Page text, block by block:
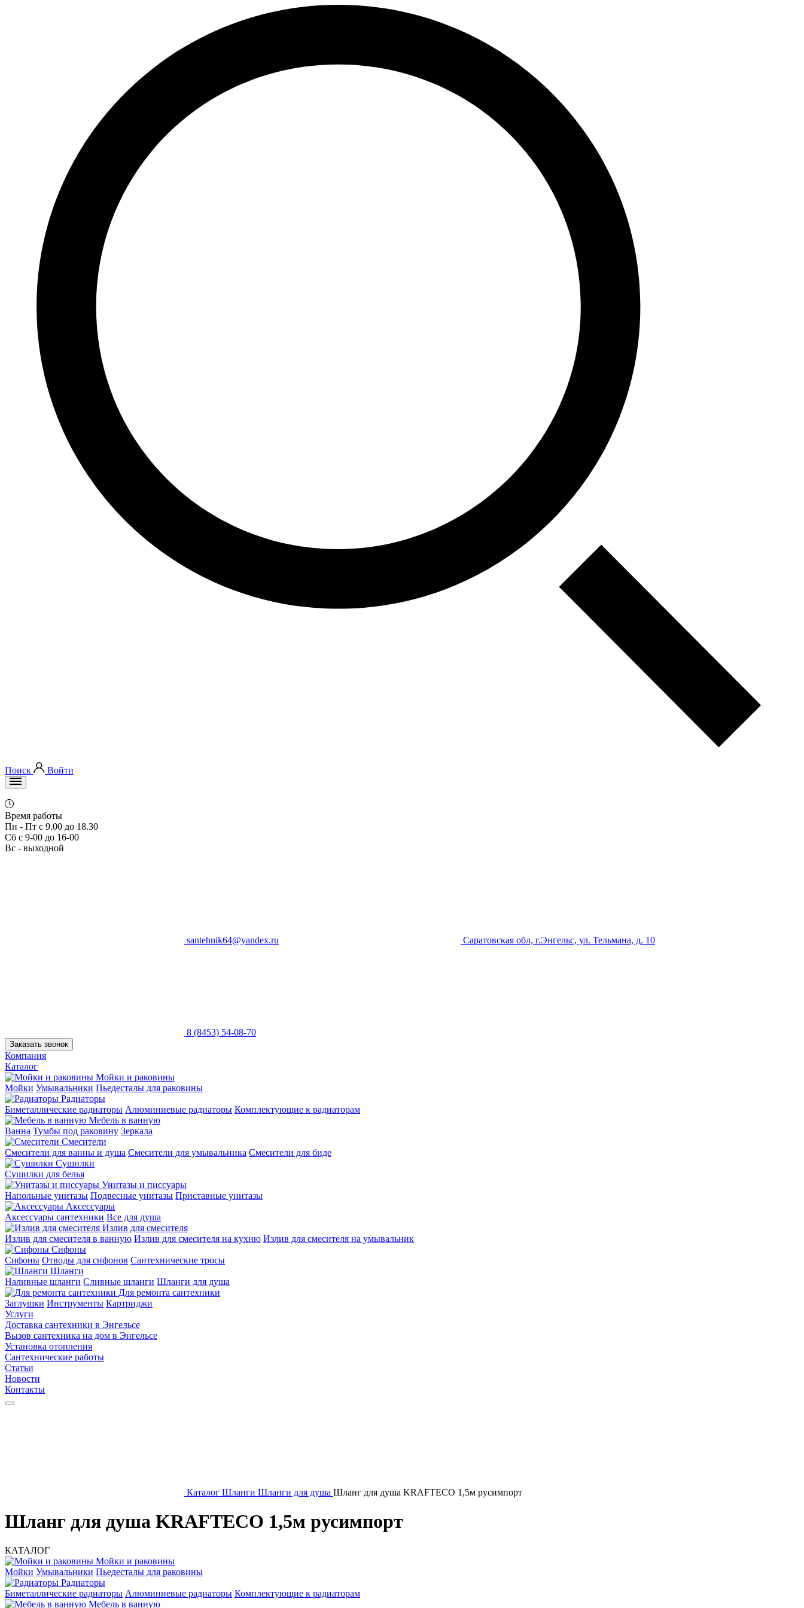
Поиск Войти
Время работы
Пн - Пт с 9.00 до 18.30
Сб с 9-00 до 16-00
Вс - выходной
santehnik64@yandex.ru Саратовская обл, г.Энгельс, ул. Тельмана, д. 10
8 (8453) 54-08-70
Заказать звонок
Компания
Каталог
Мойки и раковины
Мойки Умывальники Пьедесталы для раковины
Радиаторы
Биметаллические радиаторы Алюминиевые радиаторы Комплектующие к радиаторам
Мебель в ванную
Ванна Тумбы под раковину Зеркала
Смесители
Смесители для ванны и душа Смесители для умывальника Смесители для биде
Сушилки
Сушилки для белья
Унитазы и писсуары
Напольные унитазы Подвесные унитазы Приставные унитазы
Аксессуары
Аксессуары сантехники Все для душа
Излив для смесителя
Излив для смесителя в ванную Излив для смесителя на кухню Излив для смесителя на умывальник
Сифоны
Сифоны Отводы для сифонов Сантехнические тросы
Шланги
Наливные шланги Сливные шланги Шланги для душа
Для ремонта сантехники
Заглушки Инструменты Картриджи
Услуги
Доставка сантехники в Энгельсе
Вызов сантехника на дом в Энгельсе
Установка отопления
Сантехнические работы
Статьи
Новости
Контакты
Каталог Шланги Шланги для душа Шланг для душа KRAFTECO 1,5м русимпорт
Шланг для душа KRAFTECO 1,5м русимпорт
КАТАЛОГ
Мойки и раковины
Мойки Умывальники Пьедесталы для раковины
Радиаторы
Биметаллические радиаторы Алюминиевые радиаторы Комплектующие к радиаторам
Мебель в ванную